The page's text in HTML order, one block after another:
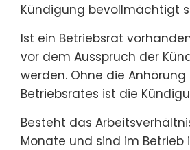
Kündigung bevollmächtigt
Ist ein Betriebsrat
vor dem Ausspruch der
werden. Ohne die Anhörung
Betriebsrates ist die
Besteht das
Monate und sind im Betrieb